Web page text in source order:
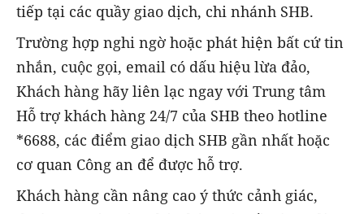
tiếp tại các quầy giao dịch, chi nhánh SHB.
Trường hợp nghi ngờ hoặc phát hiện bất cứ tin
nhắn, cuộc gọi, email có dấu hiệu lừa đảo,
Khách hàng hãy liên lạc ngay với Trung tâm
Hỗ trợ khách hàng 24/7 của SHB theo hotline
*6688, các điểm giao dịch SHB gần nhất hoặc
cơ quan Công an để được hỗ trợ.
Khách hàng cần nâng cao ý thức cảnh giác,